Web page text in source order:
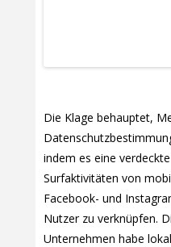
Die Klage behauptet,
indem es eine
Surfaktivitäten von
Facebook- und
Nutzer zu verknüpfen.
Unternehmen habe